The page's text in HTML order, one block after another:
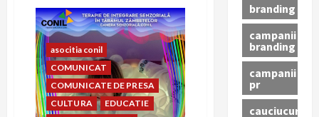
sărbătorește
13
ani
și
lansează
amestecuri
aniversare
asocitia conil
COMUNICAT
COMUNICATE DE PRESA
CULTURA
EDUCATIE
branding
campanii
branding
campanii
pr
cauciucuri